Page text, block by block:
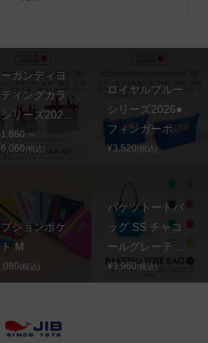
ガンディヨ
ィングカラ
リーズ202...
～
(税込)
ロイヤルブルー
シリーズ2026●
フィンガーポ...
¥3,520(税込)
ションポケ
M
(税込)
バケツトートバ
ッグ SS チャコ
ールグレーテ...
¥3,960(税込)